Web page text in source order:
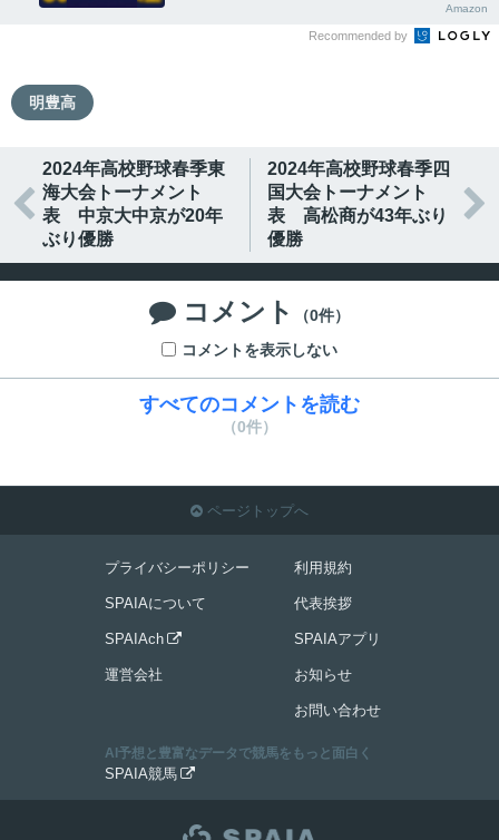
Amazon
Recommended by
明豊高

2024年高校野球春季東
海大会トーナメント
表 中京大中京が20年
ぶり優勝
2024年高校野球春季四
国大会トーナメント
表 高松商が43年ぶり
優勝

 コメント
（0件）
コメントを表示しない
すべてのコメントを読む
（0件）
 ページトップへ
プライバシーポリシー
SPAIAについて
SPAIAch 
運営会社
利用規約
代表挨拶
SPAIAアプリ
お知らせ
お問い合わせ
AI予想と豊富なデータで競馬をもっと面白く
SPAIA競馬 